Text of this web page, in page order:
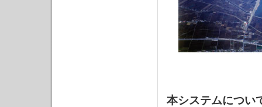
本システムについ